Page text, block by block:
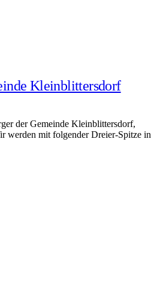
Kleinblittersdorf
der Gemeinde Kleinblittersdorf,
werden mit folgender Dreier-Spitze in